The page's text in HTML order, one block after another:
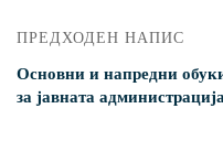
ПРЕДХОДЕН НАПИС
Основни и напредни
за јавната администрација